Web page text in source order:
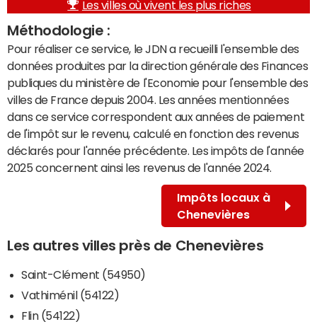
Les villes où vivent les plus riches
Méthodologie :
Pour réaliser ce service, le JDN a recueilli l'ensemble des
données produites par la direction générale des Finances
publiques du ministère de l'Economie pour l'ensemble des
villes de France depuis 2004. Les années mentionnées
dans ce service correspondent aux années de paiement
de l'impôt sur le revenu, calculé en fonction des revenus
déclarés pour l'année précédente. Les impôts de l'année
2025 concernent ainsi les revenus de l'année 2024.
Impôts locaux à
Chenevières
Les autres villes près de Chenevières
Saint-Clément (54950)
Vathiménil (54122)
Flin (54122)